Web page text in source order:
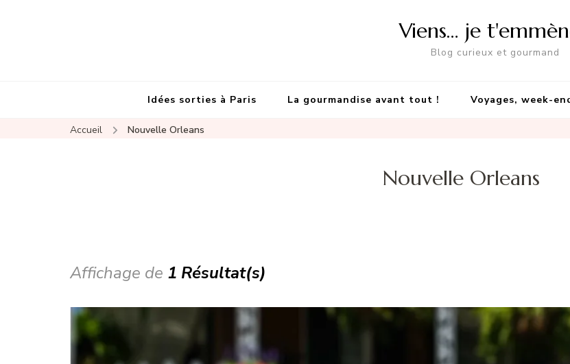
Viens… je
Blog curieux et gourmand
Idées sorties à Paris La gourmandise avant tout ! Voyages, week-
Accueil Nouvelle Orleans
Nouvelle Orleans
Affichage de 1 Résultat(s)